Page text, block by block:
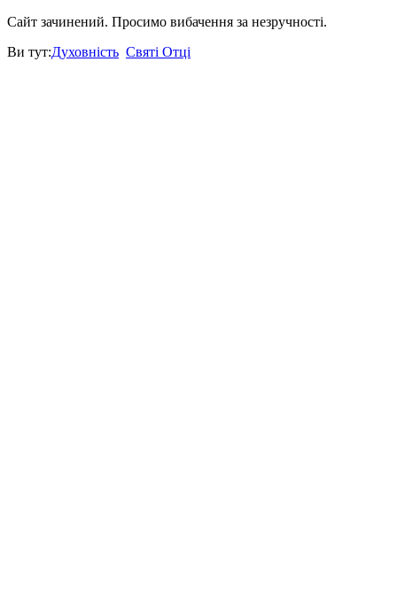
Сайт зачинений. Просимо вибачення за незручності.
Ви тут:Духовність Святі Отці